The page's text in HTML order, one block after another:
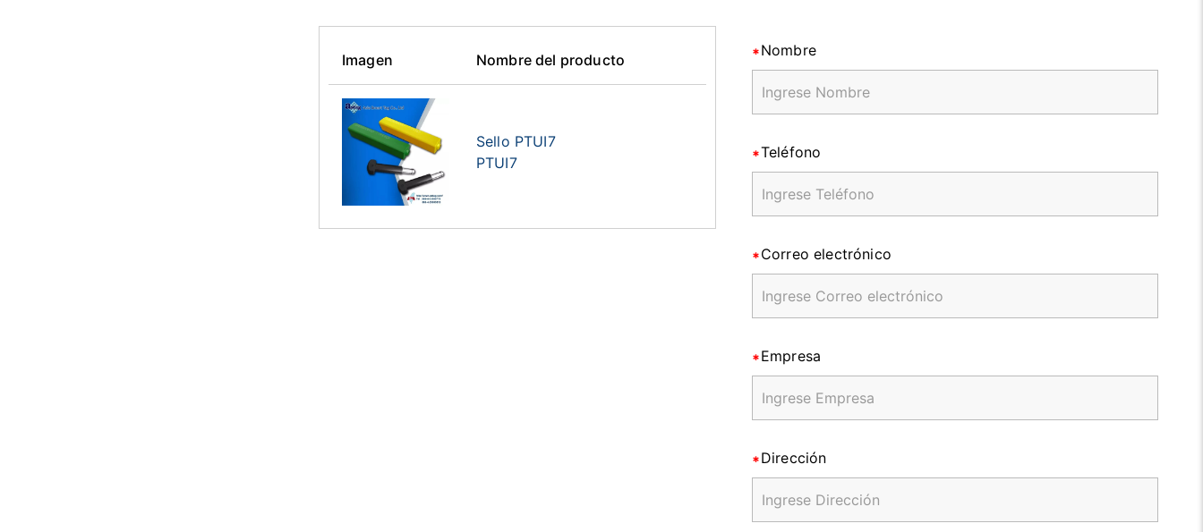
Imagen Nombre del producto
Sello PTUI7
PTUI7
Nombre
Teléfono
Correo electrónico
Empresa
Dirección